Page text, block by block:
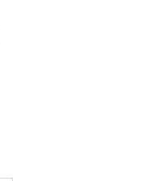
płatności